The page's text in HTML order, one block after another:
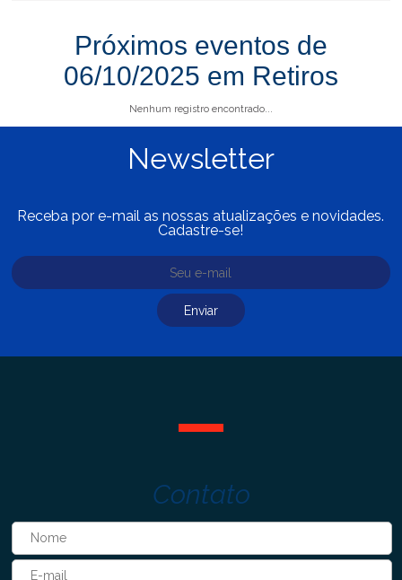
Próximos eventos de
06/10/2025 em Retiros
Nenhum registro encontrado...
Newsletter
Receba por e-mail as nossas atualizações e novidades.
Cadastre-se!
Contato